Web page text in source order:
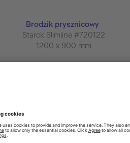
Brodzik prysznicowy
Starck Slimline #720122
1200 x 900 mm